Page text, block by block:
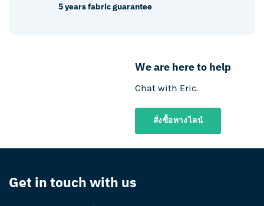
We are here to help
Chat with Eric.
สั่งซื้อทางไลน์
5 years fabric guarantee
Get in touch with us